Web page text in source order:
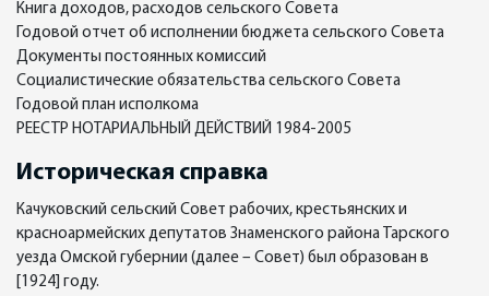
Книга доходов, расходов сельского Совета
Годовой отчет об исполнении бюджета сельского Совета
Документы постоянных комиссий
Социалистические обязательства сельского Совета
Годовой план исполкома
РЕЕСТР НОТАРИАЛЬНЫЙ ДЕЙСТВИЙ 1984-2005
Историческая справка
Качуковский сельский Совет рабочих, крестьянских и
красноармейских депутатов Знаменского района Тарского
уезда Омской губернии (далее – Совет) был образован в
[1924] году.